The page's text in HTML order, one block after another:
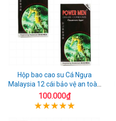
Hộp bao cao su Cá Ngựa
Malaysia 12 cái bảo vệ an toàn
tuyệt đối
100.000₫